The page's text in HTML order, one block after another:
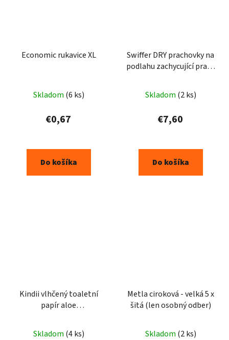
Economic rukavice XL
Skladom (6 ks)
€0,67
Do košíka
Swiffer DRY prachovky na
podlahu zachycující prach
podlahy 16 ks
Skladom (2 ks)
€7,60
Do košíka
Kindii vlhčený toaletní
papír aloe
Skladom (4 ks)
Metla ciroková - velká 5 x
šitá (len osobný odber)
Skladom (2 ks)